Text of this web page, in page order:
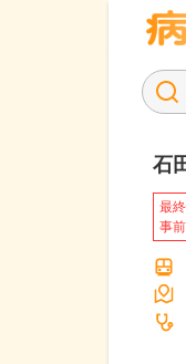
石
最
事